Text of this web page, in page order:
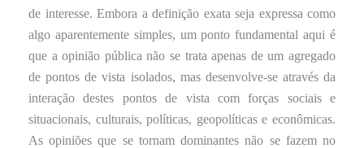
de interesse. Embora a definição exata seja expressa como
algo aparentemente simples, um ponto fundamental aqui é
que a opinião pública não se trata apenas de um agregado
de pontos de vista isolados, mas desenvolve-se através da
interação destes pontos de vista com forças sociais e
situacionais, culturais, políticas, geopolíticas e econômicas.
As opiniões que se tornam dominantes não se fazem no